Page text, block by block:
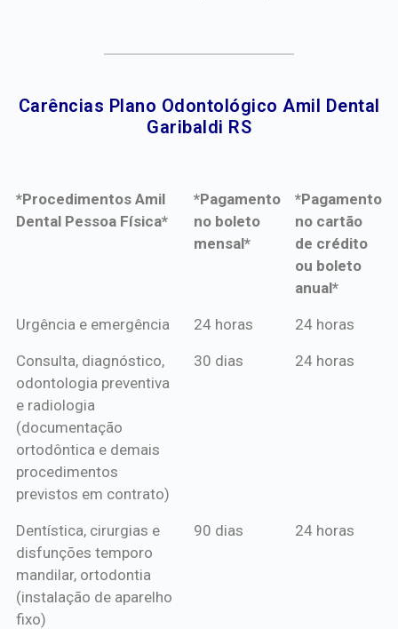
Carências Plano Odontológico Amil Dental
Garibaldi RS​
*Procedimentos Amil
Dental Pessoa Física*
*Pagamento
no boleto
mensal*
*Pagamento
no cartão
de crédito
ou boleto
anual*
*Procedimentos Amil
*Pagamento
mensal*
*Pagamento
de crédito
Urgência e emergência 24 horas 24 horas
Consulta, diagnóstico,
odontologia preventiva
e radiologia
(documentação
ortodôntica e demais
procedimentos
previstos em contrato)
30 dias 24 horas
Dentística, cirurgias e
disfunções temporo
mandilar, ortodontia
(instalação de aparelho
fixo)
90 dias 24 horas